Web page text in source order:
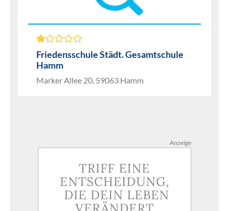
Friedensschule Städt. Gesamtschule
Hamm
Marker Allee 20, 59063 Hamm
Anzeige